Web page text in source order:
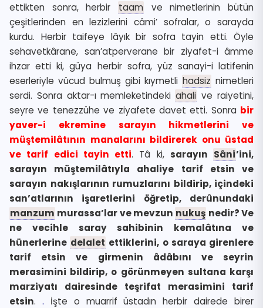
ettikten sonra, herbir taam ve nimetlerinin bütün
çeşitlerinden en lezizlerini câmi’ sofralar, o sarayda
kurdu. Herbir taifeye lâyık bir sofra tayin etti. Öyle
sehavetkârane, san’atperverane bir ziyafet-i âmme
ihzar etti ki, güya herbir sofra, yüz sanayi-i latifenin
eserleriyle vücud bulmuş gibi kıymetli hadsiz nimetleri
serdi. Sonra aktar-ı memleketindeki ahali ve raiyetini,
seyre ve tenezzühe ve ziyafete davet etti. Sonra bir
yaver-i ekremine sarayın hikmetlerini ve
müştemilâtının manalarını bildirerek onu üstad
ve tarif edici tayin etti. Tâ ki, sarayın Sâni’ini,
sarayın müştemilâtıyla ahaliye tarif etsin ve
sarayın nakışlarının rumuzlarını bildirip, içindeki
san’atlarının işaretlerini öğretip, derûnundaki
manzum murassa’lar ve mevzun nukuş nedir? Ve
ne vecihle saray sahibinin kemalâtına ve
hünerlerine delalet ettiklerini, o saraya girenlere
tarif etsin ve girmenin âdâbını ve seyrin
merasimini bildirip, o görünmeyen sultana karşı
marziyatı dairesinde teşrifat merasimini tarif
etsin. . İşte o muarrif üstadın herbir dairede birer